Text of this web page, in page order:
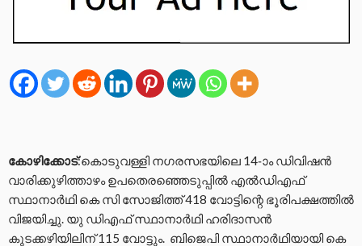
കോഴിക്കോട്:കൊടുവള്ളി നഗരസഭയിലെ 14-ാം ഡിവിഷൻ
വാരിക്കുഴിത്താഴം ഉപതെരഞ്ഞെടുപ്പിൽ എൽഡിഎഫ്
സ്ഥാനാർഥി കെ സി സോജിത്ത് 418 വോട്ടിന്റെ ഭൂരിപക്ഷത്തിൽ
വിജയിച്ചു. യു ഡിഎഫ് സ്ഥാനാർഥി ഹരിദാസൻ
കുടക്കഴിയിലിന് 115 വോട്ടും. ബിജെപി സ്ഥാനാർഥിയായി കെ